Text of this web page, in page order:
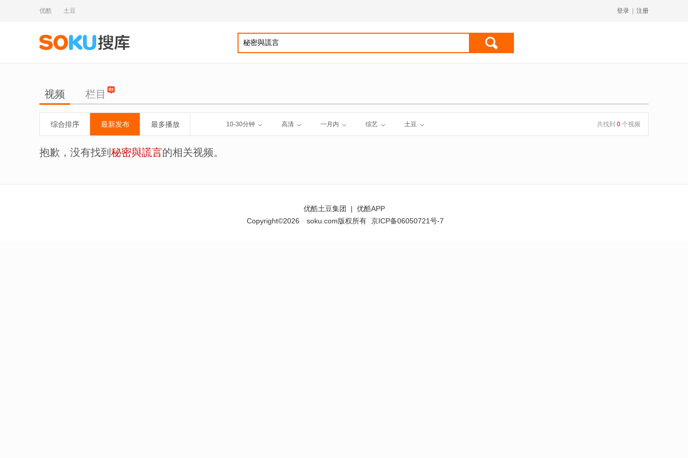
优酷 土豆 登录 注册
视频 栏目
综合排序 最新发布 最多播放 10-30分钟 高清 一月内 综艺 土豆 共找到 0 个视频
抱歉，没有找到 秘密與謊言的相关视频。
优酷土豆集团 | 优酷APP
Copyright©2026
soku.com版权所有 京ICP备06050721号-7